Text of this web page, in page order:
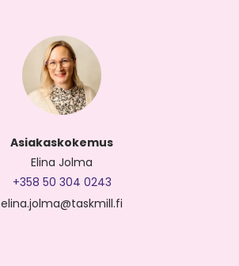
Asiakaskokemus
Elina Jolma
+358 50 304 0243
elina.jolma@taskmill.fi